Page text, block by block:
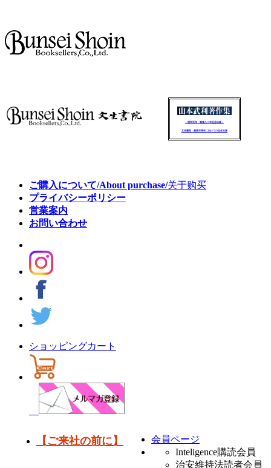
～昭和百年・戦後八十年記念出版～
文生書院：創業百周年に向けての記念出版
ご購入について/About purchase/关于购买
プライバシーポリシー
営業案内
お問い合わせ
ショッピングカート
【ご来社の前に】
会員ページ
Inteligence購読会員
治安維持法読者会員